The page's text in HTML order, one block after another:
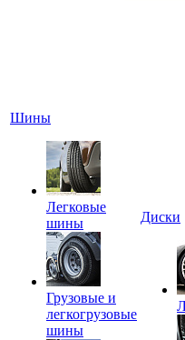
Шины
Легковые
шины
Грузовые и
легкогрузовые
шины
Диски